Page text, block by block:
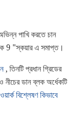
পাখি করতে চান
9 "স্কয়ার এ সমাপ্ত।
, তিনটি প্রধান গ্রিডের
ডান ব্লক অর্ধেকটি
বিশ্লেষণ কিভাবে